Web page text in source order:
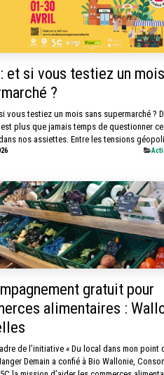
et si vous testiez un
?
vous testiez un mois sans supermarché ?
plus que jamais temps de questionner
nos assiettes. Entre les tensions
gratuit pour
alimentaires :
de l’initiative « Du local dans mon point
Demain a confié à Bio Wallonie,